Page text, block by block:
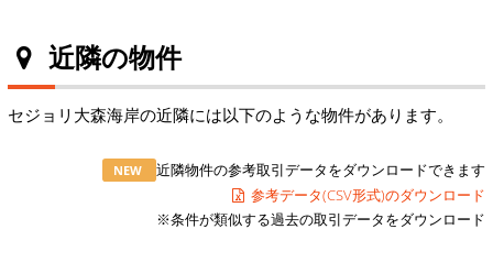
近隣の物件
セジョリ大森海岸の近隣には以下のような物件があります。
NEW
近隣物件の参考取引データをダウンロードできます
参考データ(CSV形式)のダウンロード
※条件が類似する過去の取引データをダウンロード